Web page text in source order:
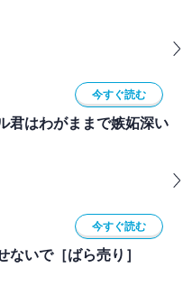
今すぐ読む
君はわがままで嫉妬深い
今すぐ読む
ないで［ばら売り］